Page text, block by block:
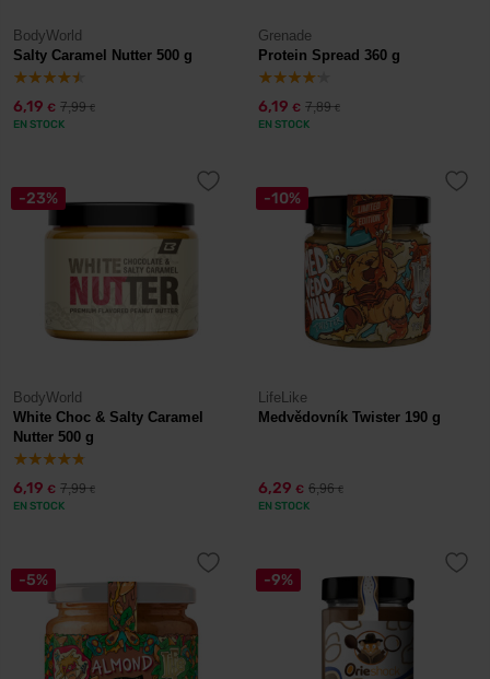
BodyWorld
Salty Caramel Nutter 500 g
6,19 € 7,99€
EN STOCK
Grenade
Protein Spread 360 g
6,19 € 7,89€
EN STOCK
-23%
BodyWorld
White Choc & Salty Caramel
Nutter 500 g
6,19 € 7,99€
EN STOCK
-10%
LifeLike
Medvědovník Twister 190 g
6,29 € 6,96€
EN STOCK
-5% -9%